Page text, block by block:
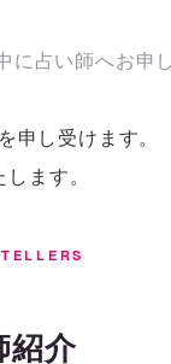
に占い師へお申
し受けます。
ます。
紹介